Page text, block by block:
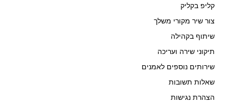
קליפ בקליק
צור שיר מקורי משלך
שיתוף בקהילה
תיקוני שירה ועריכה
שירותים נוספים לאמנים
שאלות תשובות
הצהרת נגישות